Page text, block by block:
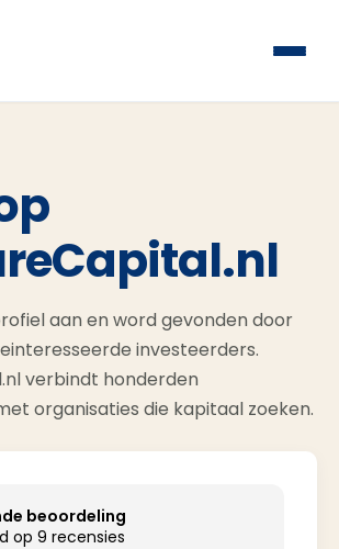
aan en word gevonden door
investeerders.
verbindt honderden
organisaties die kapitaal zoeken.
beoordeling
op 9 recensies